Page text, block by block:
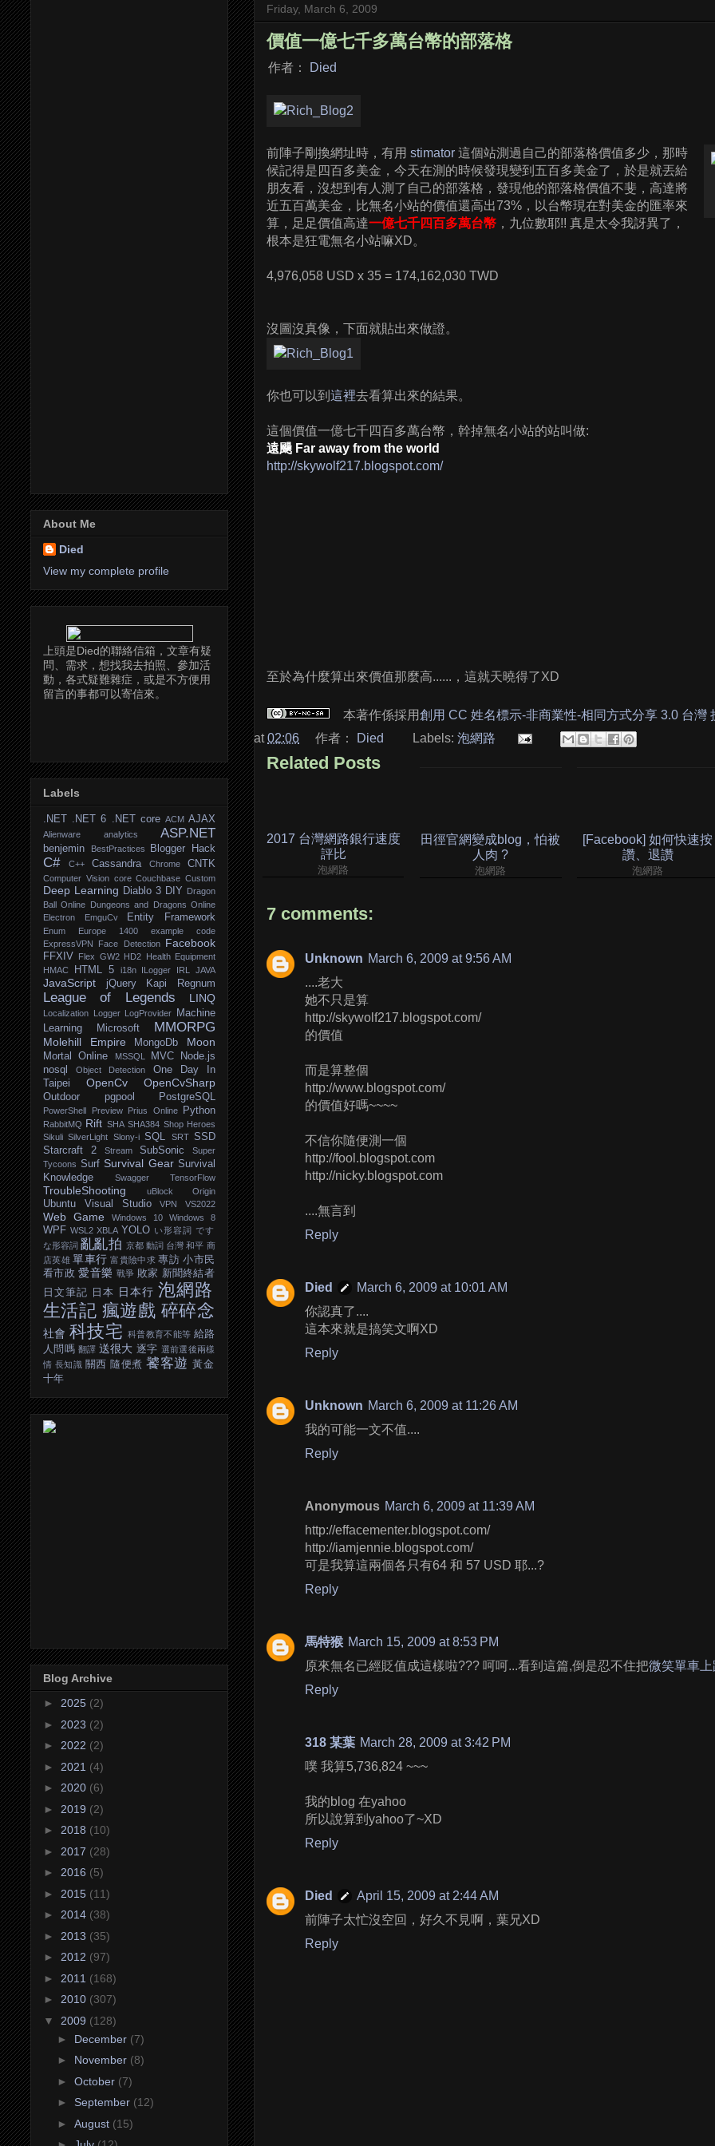
Friday, March 6, 2009
價值一億七千多萬台幣的部落格
作者： Died
前陣子剛換網址時，有用 stimator 這個站測過自己的部落格價值多少，那時
候記得是四百多美金，今天在測的時候發現變到五百多美金了，於是就丟給
朋友看，沒想到有人測了自己的部落格，發現他的部落格價值不斐，高達將
近五百萬美金，比無名小站的價值還高出73%，以台幣現在對美金的匯率來
算，足足價值高達一億七千四百多萬台幣 ，九位數耶!! 真是太令我訝異了，
根本是狂電無名小站嘛XD。
4,976,058 USD x 35 = 174,162,030 TWD
沒圖沒真像，下面就貼出來做證。
你也可以到 這裡去看算出來的結果。
這個價值一億七千四百多萬台幣，幹掉無名小站的站叫做:
遠颺 Far away from the world
http://skywolf217.blogspot.com/
至於為什麼算出來價值那麼高......，這就天曉得了XD
本著作係採用創用 CC 姓名標示-非商業性-相同方式分享 3.0 台灣
at02:06 作者： Died Labels: 泡網路
Related Posts
2017 台灣網路銀行速度
評比
泡網路
田徑官網變成blog，怕被
人肉 ?
泡網路
[Facebook] 如何快速按
讚、退讚
泡網路
7 comments:
Unknown March 6, 2009 at 9:56 AM
....老大
她不只是算
http://skywolf217.blogspot.com/
的價值
而是算整個
http://www.blogspot.com/
的價值好嗎~~~~
不信你隨便測一個
http://fool.blogspot.com
http://nicky.blogspot.com
....無言到
Reply
Died
March 6, 2009 at 10:01 AM
你認真了....
這本來就是搞笑文啊XD
Reply
Unknown March 6, 2009 at 11:26 AM
我的可能一文不值....
Reply
Anonymous March 6, 2009 at 11:39 AM
http://effacementer.blogspot.com/
http://iamjennie.blogspot.com/
可是我算這兩個各只有64 和 57 USD 耶...?
Reply
馬特猴 March 15, 2009 at 8:53 PM
原來無名已經貶值成這樣啦??? 呵呵...看到這篇,倒是忍不住把微笑單車上
Reply
318 某葉 March 28, 2009 at 3:42 PM
噗 我算5,736,824 ~~~
我的blog 在yahoo
所以說算到yahoo了~XD
Reply
Died
April 15, 2009 at 2:44 AM
前陣子太忙沒空回，好久不見啊，葉兄XD
Reply
About Me
Died
View my complete profile
上頭是Died的聯絡信箱，文章有疑
問、需求，想找我去拍照、參加活
動，各式疑難雜症，或是不方便用
留言的事都可以寄信來。
Labels
.NET .NET 6 .NET core ACM AJAX
Alienware analytics ASP.NET
benjemin BestPractices Blogger Hack
C# C++ Cassandra Chrome CNTK
Computer Vision core Couchbase Custom
Deep Learning Diablo 3 DIY Dragon
Ball Online Dungeons and Dragons Online
Electron
EmguCv Entity Framework
Enum Europe 1400
example code
ExpressVPN
Face Detection Facebook
FFXIV Flex GW2 HD2 Health Equipment
HMAC
HTML 5 i18n ILogger IRL JAVA
JavaScript jQuery Kapi Regnum
League of Legends LINQ
Localization Logger LogProvider
Machine
Learning
Microsoft MMORPG
Molehill Empire MongoDb Moon
Mortal Online MSSQL MVC
Node.js
nosql
Object Detection
One Day In
Taipei
OpenCv OpenCvSharp
Outdoor pgpool PostgreSQL
PowerShell Preview Prius Online Python
RabbitMQ Rift SHA SHA384 Shop Heroes
Sikuli SilverLight Slony-i SQL SRT SSD
Starcraft 2
Stream SubSonic
Super
Tycoons Surf Survival Gear Survival
Knowledge
Swagger TensorFlow
TroubleShooting uBlock Origin
Ubuntu Visual Studio VPN VS2022
Web Game Windows 10 Windows 8
WPF WSL2 XBLA YOLO い形容詞 です
な形容詞 亂亂拍 京都 動詞 台灣 和平 商
店英雄 單車行 富貴險中求 專訪 小市民
看市政 愛音樂 戰爭 敗家 新聞終結者
日文筆記
日本 日本行 泡網路
生活記 瘋遊戲 碎碎念
社會 科技宅 科普教育不能等 給路
人問嗎 翻譯 送很大 逐字 選前選後兩樣
情 長知識 關西 隨便煮 饕客遊 黃金
十年
Blog Archive
► 2025 (2)
► 2023 (2)
► 2022 (2)
► 2021 (4)
► 2020 (6)
► 2019 (2)
► 2018 (10)
► 2017 (28)
► 2016 (5)
► 2015 (11)
► 2014 (38)
► 2013 (35)
► 2012 (97)
► 2011 (168)
► 2010 (307)
▼ 2009 (128)
► December (7)
► November (8)
► October (7)
► September (12)
► August (15)